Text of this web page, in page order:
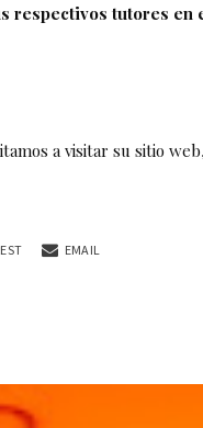
respectivos tutores en
a visitar su sitio
EMAIL